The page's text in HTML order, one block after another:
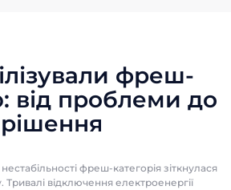
фреш-
від проблеми до
рішення
фреш-категорія зіткнулася
відключення електроенергії